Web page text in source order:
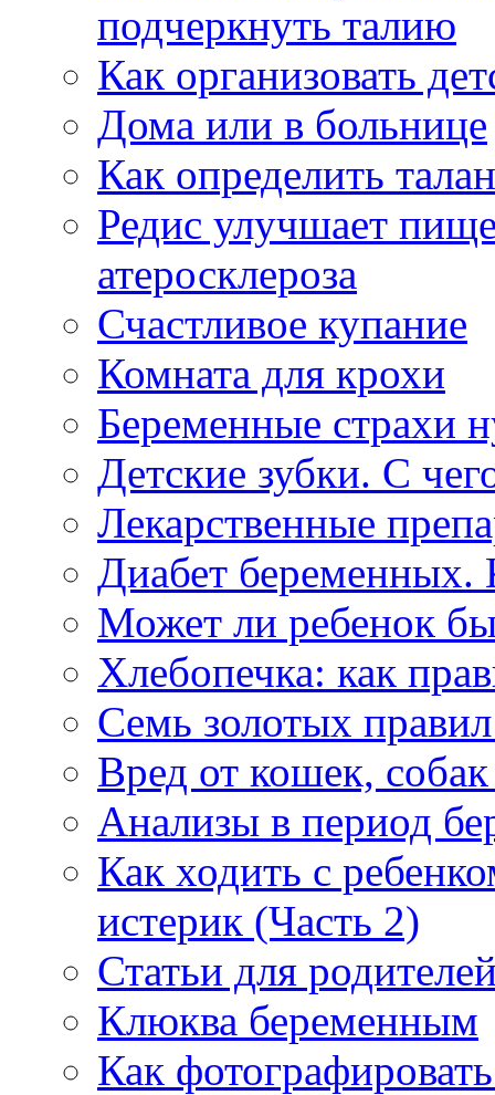
подчеркнуть талию
Как организовать
Дома или в больнице
Как определить
Редис улучшает
атеросклероза
Счастливое купание
Комната для крохи
Беременные страхи
Детские зубки. С
Лекарственные
Диабет беременных.
Может ли ребенок
Хлебопечка: как
Семь золотых
Вред от кошек,
Анализы в период
Как ходить с
истерик (Часть 2)
Статьи для
Клюква беременным
Как